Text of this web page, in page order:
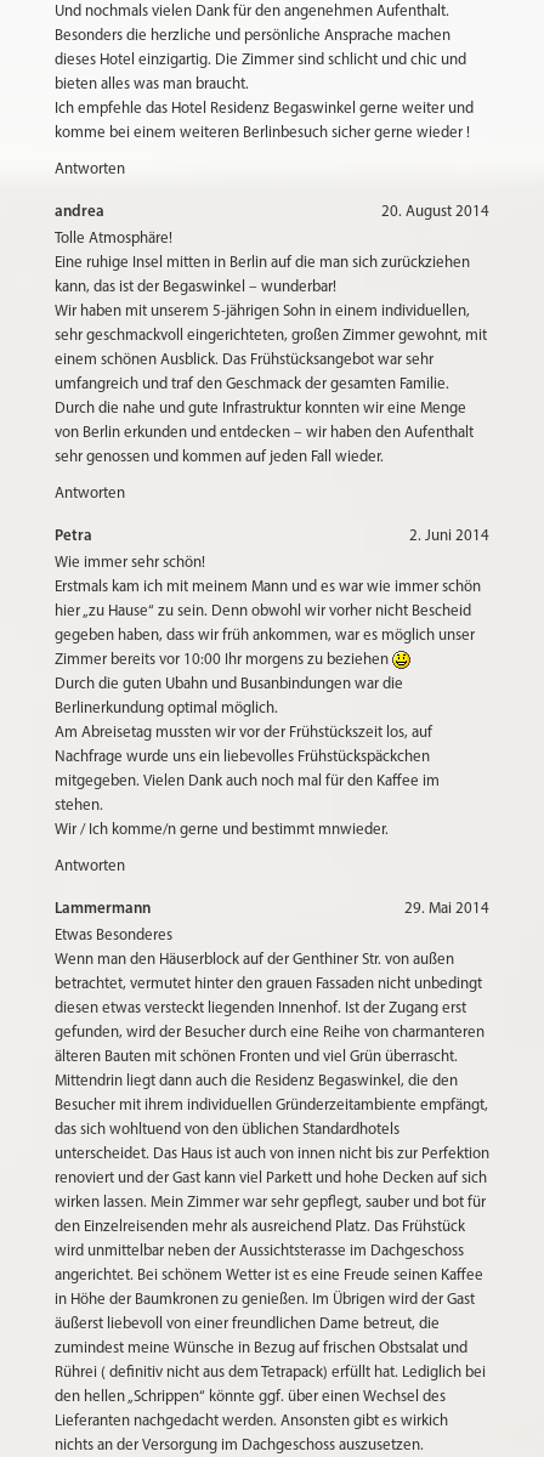
Und nochmals vielen Dank für den angenehmen Aufenthalt.
Besonders die herzliche und persönliche Ansprache machen
dieses Hotel einzigartig. Die Zimmer sind schlicht und chic und
bieten alles was man braucht.
Ich empfehle das Hotel Residenz Begaswinkel gerne weiter und
komme bei einem weiteren Berlinbesuch sicher gerne wieder !
Antworten
andrea
20. August 2014
Tolle Atmosphäre!
Eine ruhige Insel mitten in Berlin auf die man sich zurückziehen
kann, das ist der Begaswinkel – wunderbar!
Wir haben mit unserem 5-jährigen Sohn in einem individuellen,
sehr geschmackvoll eingerichteten, großen Zimmer gewohnt, mit
einem schönen Ausblick. Das Frühstücksangebot war sehr
umfangreich und traf den Geschmack der gesamten Familie.
Durch die nahe und gute Infrastruktur konnten wir eine Menge
von Berlin erkunden und entdecken – wir haben den Aufenthalt
sehr genossen und kommen auf jeden Fall wieder.
Antworten
Petra
2. Juni 2014
Wie immer sehr schön!
Erstmals kam ich mit meinem Mann und es war wie immer schön
hier „zu Hause“ zu sein. Denn obwohl wir vorher nicht Bescheid
gegeben haben, dass wir früh ankommen, war es möglich unser
Zimmer bereits vor 10:00 Ihr morgens zu beziehen
Durch die guten Ubahn und Busanbindungen war die
Berlinerkundung optimal möglich.
Am Abreisetag mussten wir vor der Frühstückszeit los, auf
Nachfrage wurde uns ein liebevolles Frühstückspäckchen
mitgegeben. Vielen Dank auch noch mal für den Kaffee im
stehen.
Wir / Ich komme/n gerne und bestimmt mnwieder.
Antworten
Lammermann
29. Mai 2014
Etwas Besonderes
Wenn man den Häuserblock auf der Genthiner Str. von außen
betrachtet, vermutet hinter den grauen Fassaden nicht unbedingt
diesen etwas versteckt liegenden Innenhof. Ist der Zugang erst
gefunden, wird der Besucher durch eine Reihe von charmanteren
älteren Bauten mit schönen Fronten und viel Grün überrascht.
Mittendrin liegt dann auch die Residenz Begaswinkel, die den
Besucher mit ihrem individuellen Gründerzeitambiente empfängt,
das sich wohltuend von den üblichen Standardhotels
unterscheidet. Das Haus ist auch von innen nicht bis zur Perfektion
renoviert und der Gast kann viel Parkett und hohe Decken auf sich
wirken lassen. Mein Zimmer war sehr gepflegt, sauber und bot für
den Einzelreisenden mehr als ausreichend Platz. Das Frühstück
wird unmittelbar neben der Aussichtsterasse im Dachgeschoss
angerichtet. Bei schönem Wetter ist es eine Freude seinen Kaffee
in Höhe der Baumkronen zu genießen. Im Übrigen wird der Gast
äußerst liebevoll von einer freundlichen Dame betreut, die
zumindest meine Wünsche in Bezug auf frischen Obstsalat und
Rührei ( definitiv nicht aus dem Tetrapack) erfüllt hat. Lediglich bei
den hellen „Schrippen“ könnte ggf. über einen Wechsel des
Lieferanten nachgedacht werden. Ansonsten gibt es wirkich
nichts an der Versorgung im Dachgeschoss auszusetzen.